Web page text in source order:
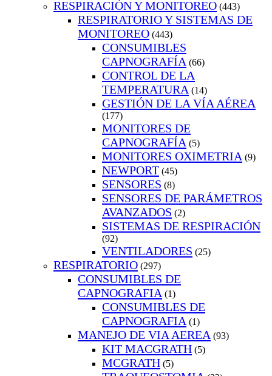
RESPIRACIÓN Y MONITOREO (443)
RESPIRATORIO Y SISTEMAS DE
MONITOREO (443)
CONSUMIBLES
CAPNOGRAFÍA (66)
CONTROL DE LA
TEMPERATURA (14)
GESTIÓN DE LA VÍA AÉREA
(177)
MONITORES DE
CAPNOGRAFÍA (5)
MONITORES OXIMETRIA (9)
NEWPORT (45)
SENSORES (8)
SENSORES DE PARÁMETROS
AVANZADOS (2)
SISTEMAS DE RESPIRACIÓN
(92)
VENTILADORES (25)
RESPIRATORIO (297)
CONSUMIBLES DE
CAPNOGRAFIA (1)
CONSUMIBLES DE
CAPNOGRAFIA (1)
MANEJO DE VIA AEREA (93)
KIT MACGRATH (5)
MCGRATH (5)